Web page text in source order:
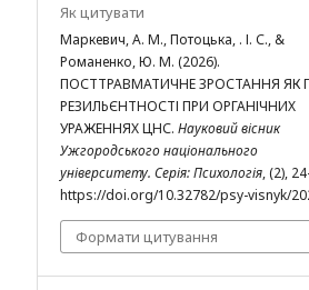
Як цитувати
Маркевич, А. М., Потоцька, . І. С., &
Романенко, Ю. М. (2026).
ПОСТТРАВМАТИЧНЕ ЗРОСТАННЯ ЯК
РЕЗИЛЬЄНТНОСТІ ПРИ ОРГАНІЧНИХ
УРАЖЕННЯХ ЦНС. Науковий вісник
Ужгородського національного
університету. Серія: Психологія, (2),
https://doi.org/10.32782/psy-visnyk/
Формати цитування